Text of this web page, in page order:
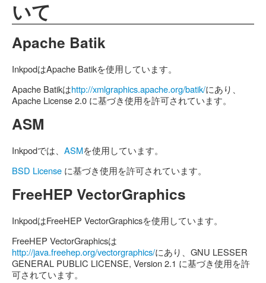
いて
Apache Batik
InkpodはApache Batikを使用しています。
Apache Batikはhttp://xmlgraphics.apache.org/batik/にあり、
Apache License 2.0 に基づき使用を許可されています。
ASM
Inkpodでは、 ASMを使用しています。
BSD License に基づき使用を許可されています。
FreeHEP VectorGraphics
InkpodはFreeHEP VectorGraphicsを使用しています。
FreeHEP VectorGraphicsは
http://java.freehep.org/vectorgraphics/にあり、GNU LESSER
GENERAL PUBLIC LICENSE, Version 2.1 に基づき使用を許
可されています。